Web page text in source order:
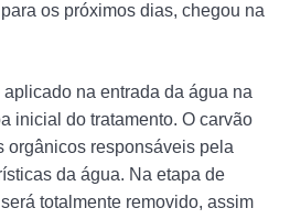
os próximos dias, chegou na
na entrada da água na
inicial do tratamento. O carvão
orgânicos responsáveis pela
da água. Na etapa de
totalmente removido, assim